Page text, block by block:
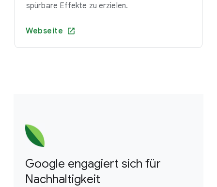
spürbare Effekte zu erzielen.
Webseite
Google engagiert sich für
Nachhaltigkeit